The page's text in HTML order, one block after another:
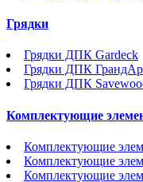
Грядки
Грядки ДПК Gardeck
Грядки ДПК
Грядки ДПК
Комплектующие
Комплектующие
Комплектующие
Комплектующие